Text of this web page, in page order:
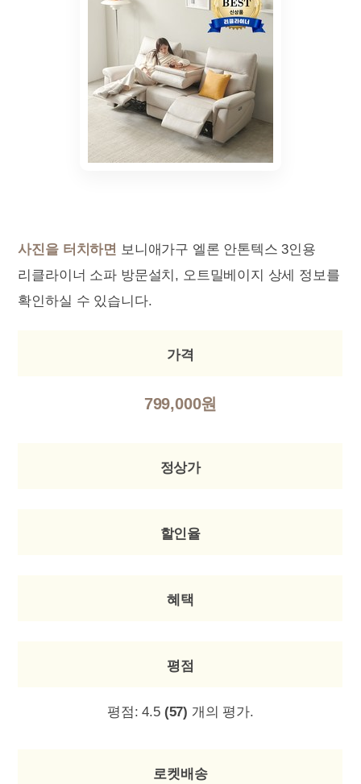
사진을 터치하면 보니애가구 엘론 안톤텍스 3인용
리클라이너 소파 방문설치, 오트밀베이지 상세 정보를
확인하실 수 있습니다.
가격
799,000원
정상가
할인율
혜택
평점
평점:4.5 (57) 개의 평가.
로켓배송